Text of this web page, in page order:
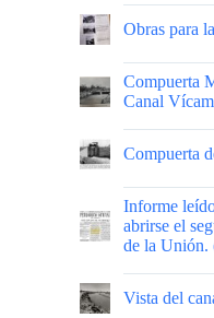
Obras para
Compuerta
Canal Vícam
Compuerta
|
Informe
abrirse el
de la Unión.
Vista del